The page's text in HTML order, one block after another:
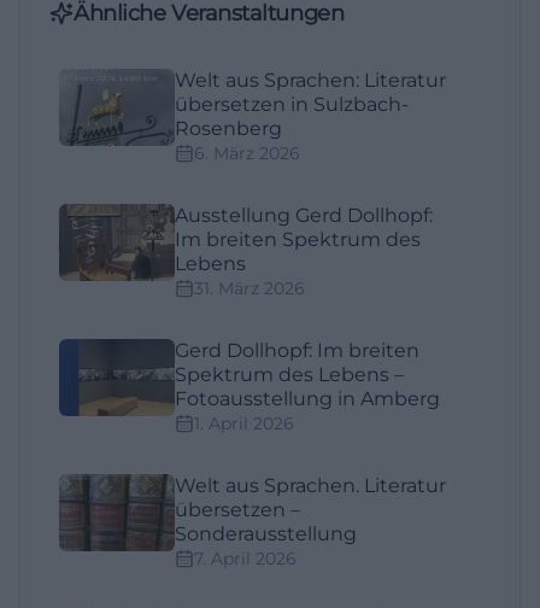
Ähnliche Veranstaltungen
Welt aus Sprachen: Literatur
übersetzen in Sulzbach-
Rosenberg
6. März 2026
Ausstellung Gerd Dollhopf:
Im breiten Spektrum des
Lebens
31. März 2026
Gerd Dollhopf: Im breiten
Spektrum des Lebens –
Fotoausstellung in Amberg
1. April 2026
Welt aus Sprachen. Literatur
übersetzen –
Sonderausstellung
7. April 2026